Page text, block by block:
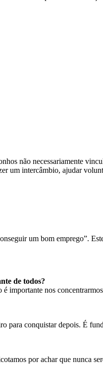
não necessariamente
um intercâmbio, ajudar
um bom emprego”.
de todos?
importante nos
conquistar depois. É
por achar que nunca